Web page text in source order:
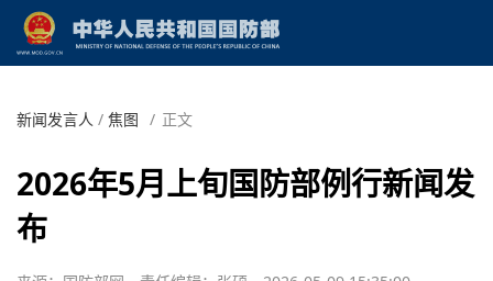
新闻发言人 / 焦图 / 正文
2026年5月上旬国防部例行新闻发
布